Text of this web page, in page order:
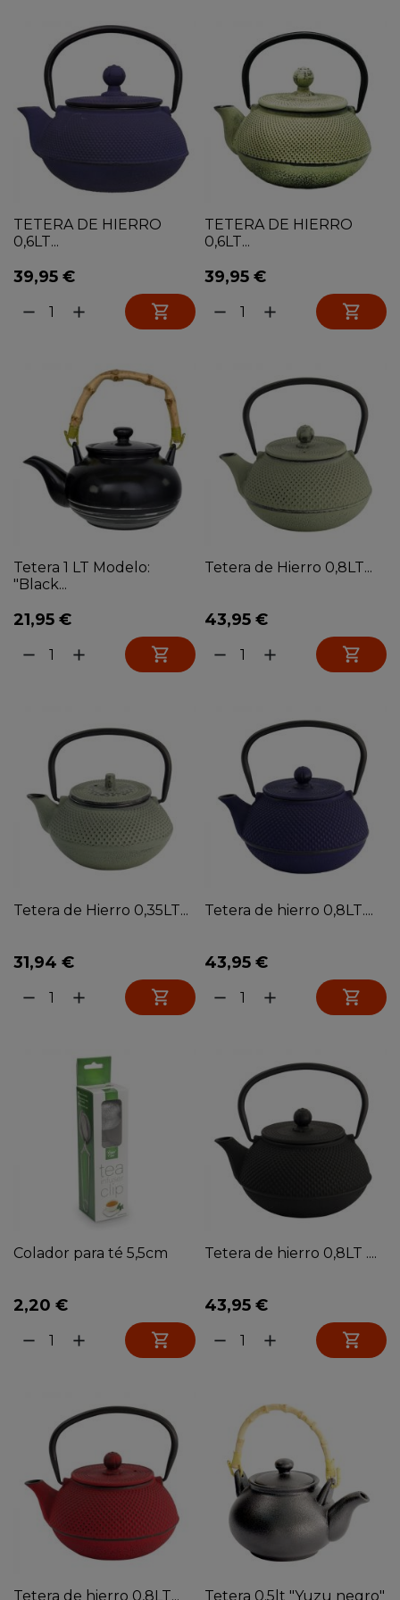
TETERA DE HIERRO
0,6LT...
39,95 €
remove add 
TETERA DE HIERRO
0,6LT...
39,95 €
remove add 
Tetera 1 LT Modelo:
"Black...
21,95 €
remove add 
Tetera de Hierro 0,8LT...
43,95 €
remove add 
Tetera de Hierro 0,35LT...
31,94 €
remove add 
Tetera de hierro 0,8LT....
43,95 €
remove add 
Colador para té 5,5cm
2,20 €
remove add 
Tetera de hierro 0,8LT ....
43,95 €
remove add 
Tetera de hierro 0,8LT... Tetera 0.5lt "Yuzu negro"